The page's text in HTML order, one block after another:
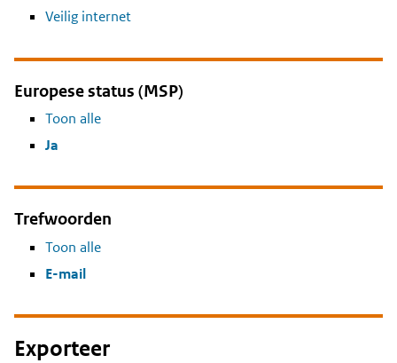
Veilig internet
Europese status (MSP)
Toon alle
Ja
Trefwoorden
Toon alle
E-mail
Exporteer